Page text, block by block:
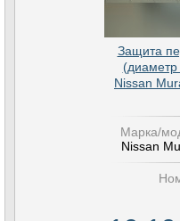
Защита
Nissan
Марка/
Nissan